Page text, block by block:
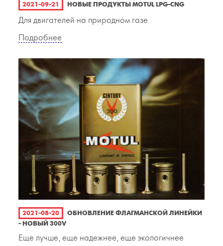
2021-09-21 НОВЫЕ ПРОДУКТЫ MOTUL LPG-CNG
Для двигателей на природном газе
Подробнее
2021-08-20
ОБНОВЛЕНИЕ ФЛАГМАНСКОЙ ЛИНЕЙКИ
- НОВЫЙ 300V
Еще лучше, еще надежнее, еще экологичнее